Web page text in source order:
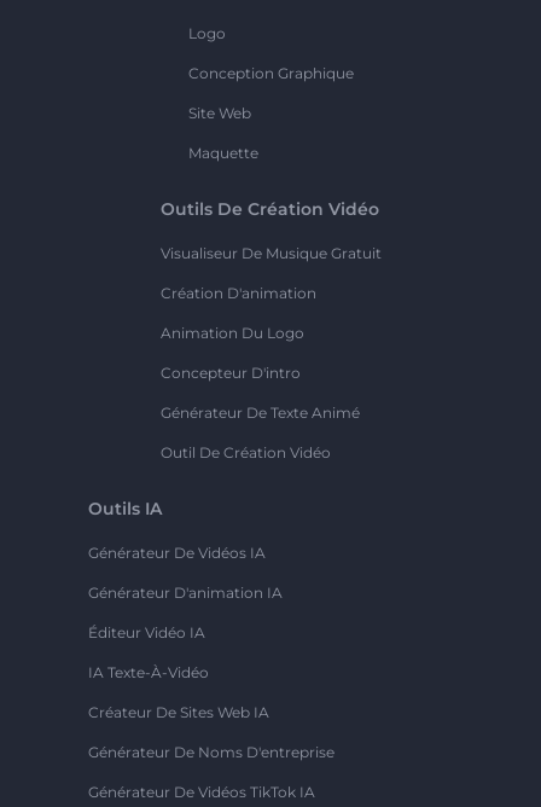
Logo
Conception Graphique
Site Web
Maquette
Outils De Création Vidéo
Visualiseur De Musique Gratuit
Création D'animation
Animation Du Logo
Concepteur D'intro
Générateur De Texte Animé
Outil De Création Vidéo
Outils IA
Générateur De Vidéos IA
Générateur D'animation IA
Éditeur Vidéo IA
IA Texte-À-Vidéo
Créateur De Sites Web IA
Générateur De Noms D'entreprise
Générateur De Vidéos TikTok IA